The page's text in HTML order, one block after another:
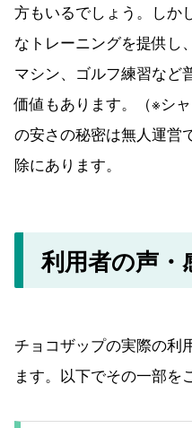
方もいるでしょう。しか
なトレーニングを提供し
マシン、ゴルフ練習など
価値もあります。（※シ
の安さの秘密は無人運営
除にあります。
利用者の声・
チョコザップの実際の利
ます。以下でその一部を